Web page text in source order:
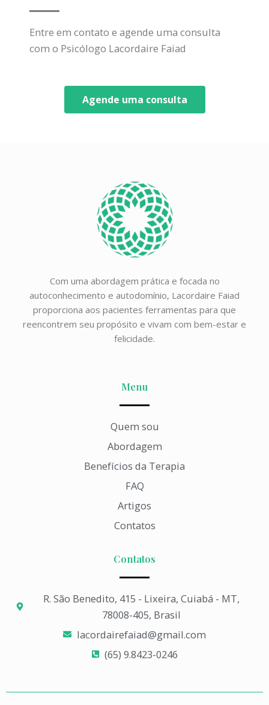
Entre em contato e agende uma consulta
com o Psicólogo Lacordaire Faiad
Agende uma consulta
Com uma abordagem prática e focada no
autoconhecimento e autodomínio, Lacordaire Faiad
proporciona aos pacientes ferramentas para que
reencontrem seu propósito e vivam com bem-estar e
felicidade.
Menu
Quem sou
Abordagem
Benefícios da Terapia
FAQ
Artigos
Contatos
Contatos
R. São Benedito, 415 - Lixeira, Cuiabá - MT,
78008-405, Brasil
lacordairefaiad@gmail.com​
(65) 9.8423-0246​